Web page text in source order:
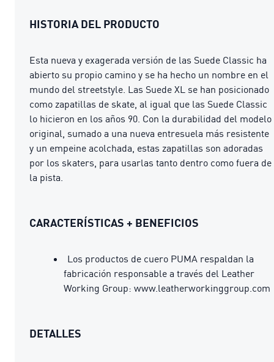
HISTORIA DEL PRODUCTO
Esta nueva y exagerada versión de las Suede Classic ha
abierto su propio camino y se ha hecho un nombre en el
mundo del streetstyle. Las Suede XL se han posicionado
como zapatillas de skate, al igual que las Suede Classic
lo hicieron en los años 90. Con la durabilidad del modelo
original, sumado a una nueva entresuela más resistente
y un empeine acolchada, estas zapatillas son adoradas
por los skaters, para usarlas tanto dentro como fuera de
la pista.
CARACTERÍSTICAS + BENEFICIOS
Los productos de cuero PUMA respaldan la
fabricación responsable a través del Leather
Working Group: www.leatherworkinggroup.com
DETALLES